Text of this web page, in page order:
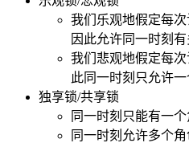
我们乐观地假定每次
因此允许同一时刻
我们悲观地假定每
此同一时刻只允许
独享锁/共享锁
同一时刻只能有一
同一时刻允许多个